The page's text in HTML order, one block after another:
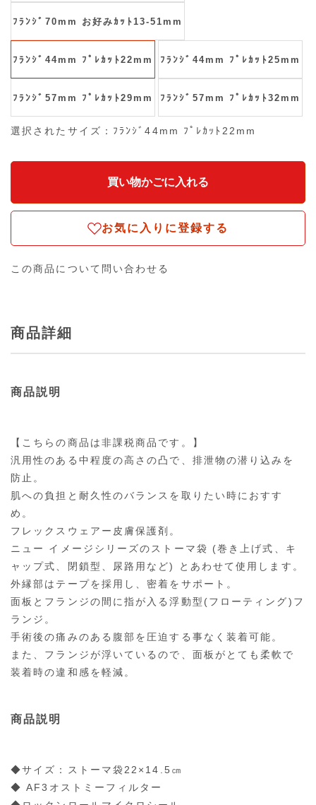
ﾌﾗﾝｼﾞ70mm お好みｶｯﾄ13-51mm
ﾌﾗﾝｼﾞ44mm ﾌﾟﾚｶｯﾄ22mm ﾌﾗﾝｼﾞ44mm ﾌﾟﾚｶｯﾄ25mm
ﾌﾗﾝｼﾞ57mm ﾌﾟﾚｶｯﾄ29mm ﾌﾗﾝｼﾞ57mm ﾌﾟﾚｶｯﾄ32mm
選択されたサイズ：ﾌﾗﾝｼﾞ44mm ﾌﾟﾚｶｯﾄ22mm
お気に入りに登録する
この商品について問い合わせる
商品詳細
商品説明
【こちらの商品は非課税商品です。】
汎用性のある中程度の高さの凸で、排泄物の潜り込みを
防止。
肌への負担と耐久性のバランスを取りたい時におすす
め。
フレックスウェアー皮膚保護剤。
ニュー イメージシリーズのストーマ袋 (巻き上げ式、キ
ャップ式、閉鎖型、尿路用など) とあわせて使用します。
外縁部はテープを採用し、密着をサポート。
面板とフランジの間に指が入る浮動型(フローティング)フ
ランジ。
手術後の痛みのある腹部を圧迫する事なく装着可能。
また、フランジが浮いているので、面板がとても柔軟で
装着時の違和感を軽減。
商品説明
◆サイズ：ストーマ袋22×14.5㎝
◆ AF3オストミーフィルター